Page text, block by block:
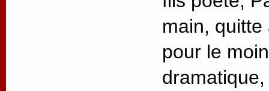
main,
pour le